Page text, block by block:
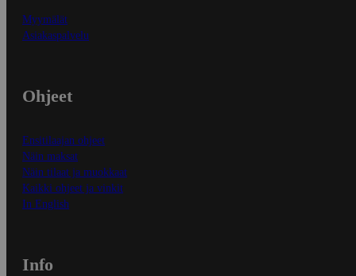
Myymälät
Asiakaspalvelu
Ohjeet
Ensitilaajan ohjeet
Näin maksat
Näin tilaat ja muokkaat
Kaikki ohjeet ja vinkit
In English
Info